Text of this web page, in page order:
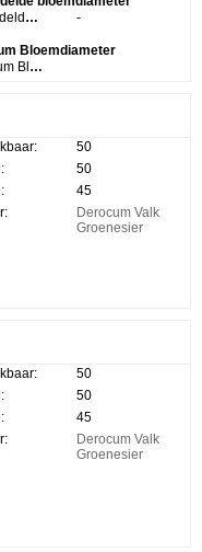
Gemiddelde bloemdiameter:
-
Bloemdiameter
Minimum Bloemdiameter:
50
50
45
Derocum Valk
Groenesier
50
50
45
Derocum Valk
Groenesier